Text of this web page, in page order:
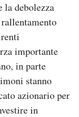
debolezza
importante
in parte
stanno
azionario per
in